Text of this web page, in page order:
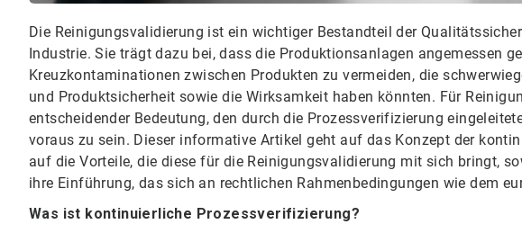
Die Reinigungsvalidierung ist ein wichtiger Bestandteil der
Industrie. Sie trägt dazu bei, dass die Produktionsanlagen angemessen
Kreuzkontaminationen zwischen Produkten zu vermeiden, die
und Produktsicherheit sowie die Wirksamkeit haben könnten. Für
entscheidender Bedeutung, den durch die Prozessverifizierung
voraus zu sein. Dieser informative Artikel geht auf das Konzept der
auf die Vorteile, die diese für die Reinigungsvalidierung mit sich bringt,
ihre Einführung, das sich an rechtlichen Rahmenbedingungen wie dem
Was ist kontinuierliche Prozessverifizierung?